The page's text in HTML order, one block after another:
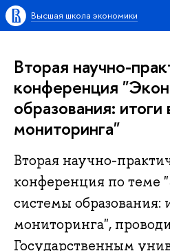
Высшая школа экономики
Вторая научно-
конференция
образования: итоги
мониторинга"
Вторая научно-
конференция по теме
системы образования:
мониторинга",
Государственным